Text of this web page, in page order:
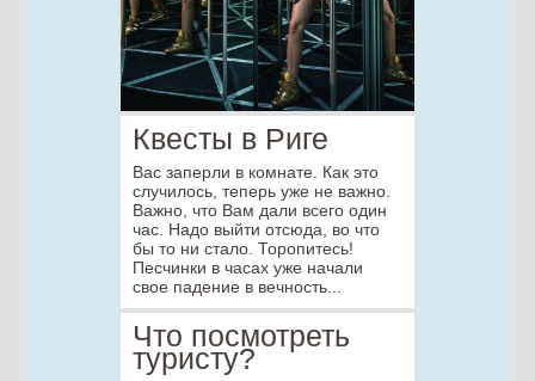
Квесты в Риге
Вас заперли в комнате. Как это
случилось, теперь уже не важно.
Важно, что Вам дали всего один
час. Надо выйти отсюда, во что
бы то ни стало. Торопитесь!
Песчинки в часах уже начали
свое падение в вечность...
Что посмотреть
туристу?